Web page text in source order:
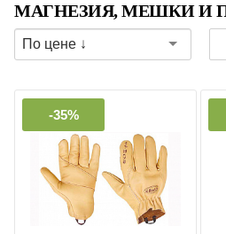
МАГНЕЗИЯ, МЕШКИ И
По цене ↓
-35%